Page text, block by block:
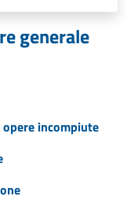
generale
incompiute